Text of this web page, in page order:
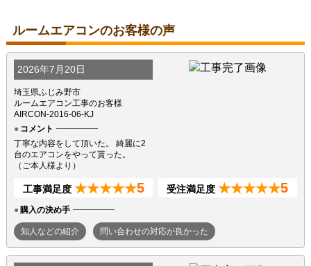
ルームエアコンのお客様の声
2026年7月20日
埼玉県ふじみ野市
ルームエアコン工事のお客様
AIRCON-2016-06-KJ
コメント
丁寧な内容をして頂いた。 綺麗に2
台のエアコンをやって貰った。
（ご本人様より）
工事満足度 ★★★★★5 受注満足度 ★★★★★5
購入の決め手
知人などの紹介 問い合わせの対応が良かった